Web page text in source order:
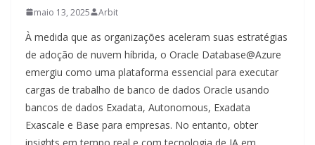
maio 13, 2025 Arbit
À medida que as organizações aceleram suas estratégias
de adoção de nuvem híbrida, o Oracle Database@Azure
emergiu como uma plataforma essencial para executar
cargas de trabalho de banco de dados Oracle usando
bancos de dados Exadata, Autonomous, Exadata
Exascale e Base para empresas. No entanto, obter